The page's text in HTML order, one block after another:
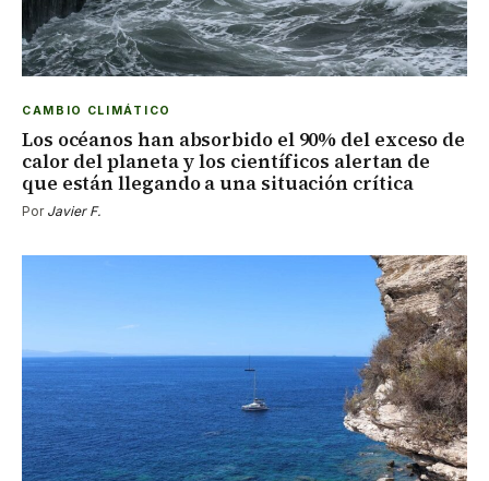
CAMBIO CLIMÁTICO
Los océanos han absorbido el 90% del exceso de
calor del planeta y los científicos alertan de
que están llegando a una situación crítica
Por Javier F.